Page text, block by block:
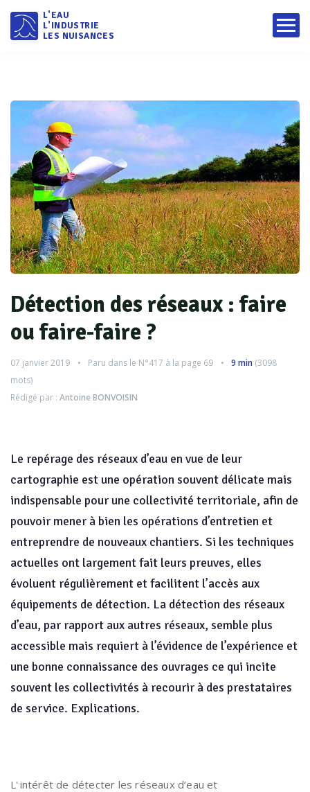
L'EAU
L'INDUSTRIE
LES NUISANCES
Détection des réseaux : faire
ou faire-faire ?
07 janvier 2019 Paru dans le N°417 à la page 69 9 min (3098
mots)
Rédigé par : Antoine BONVOISIN
Le repérage des réseaux d’eau en vue de leur
cartographie est une opération souvent délicate mais
indispensable pour une collectivité territoriale, afin de
pouvoir mener à bien les opérations d’entretien et
entreprendre de nouveaux chantiers. Si les techniques
actuelles ont largement fait leurs preuves, elles
évoluent régulièrement et facilitent l’accès aux
équipements de détection. La détection des réseaux
d’eau, par rapport aux autres réseaux, semble plus
accessible mais requiert à l’évidence de l’expérience et
une bonne connaissance des ouvrages ce qui incite
souvent les collectivités à recourir à des prestataires
de service. Explications.
L' intérêt de détecter les réseaux d’eau et